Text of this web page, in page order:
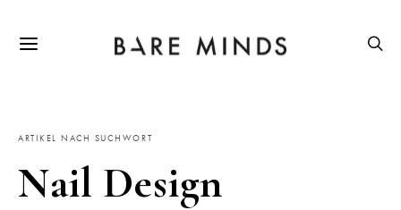
ARTIKEL NACH SUCHWORT
Nail Design